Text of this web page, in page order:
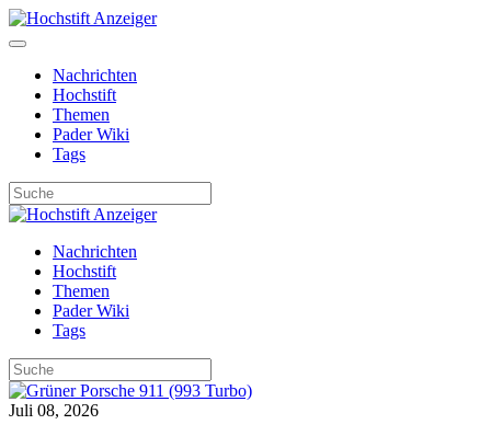
Nachrichten
Hochstift
Themen
Pader Wiki
Tags
Nachrichten
Hochstift
Themen
Pader Wiki
Tags
Juli 08, 2026